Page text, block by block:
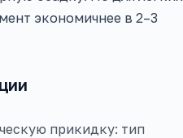
экономичнее в 2–3
прикидку: тип